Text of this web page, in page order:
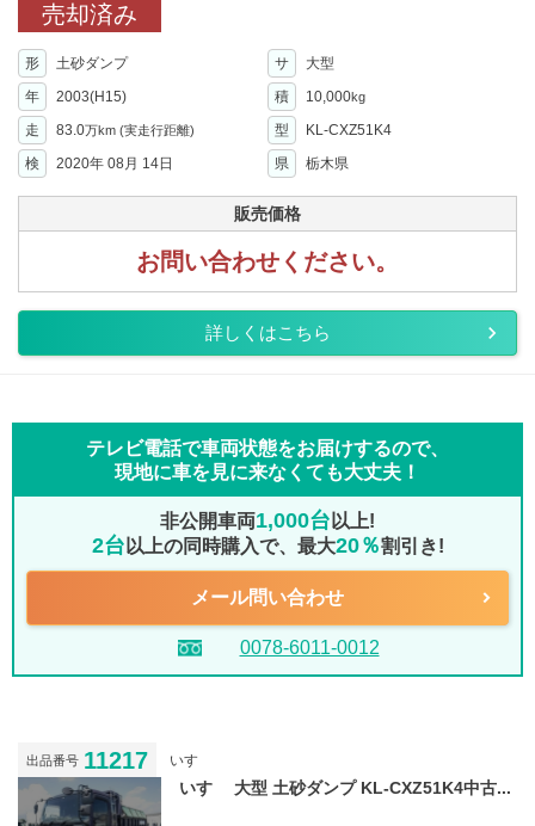
売却済み
形 土砂ダンプ サ
大型
年
2003(H15) 積 10,000kg
走 83.0万km (実走行距離) 型
KL-CXZ51K4
検
2020年 08月 14日 県 栃木県
販売価格
お問い合わせください。
詳しくはこちら
テレビ電話で車両状態をお届けするので、
現地に車を見に来なくても大丈夫！
非公開車両1,000台 以上!
2台 以上の同時購入で、最大20％割引き!
メール問い合わせ
0078-6011-0012
出品番号 11217 いすゞ
いすゞ 大型 土砂ダンプ KL-CXZ51K4中古...